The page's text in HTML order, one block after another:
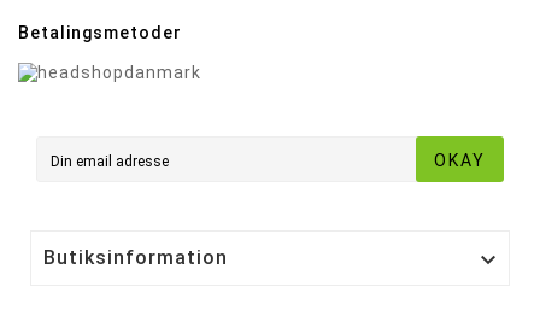
Betalingsmetoder
OKAY
Butiksinformation 